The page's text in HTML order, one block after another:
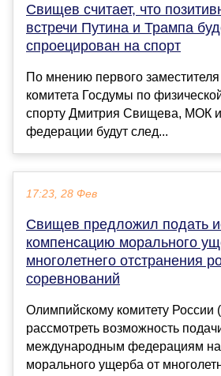
Свищев считает, что
встречи Путина и Трампа
спроецирован на спорт
По мнению первого
комитета Госдумы по
спорту Дмитрия Свищева, МОК
федерации будут след...
17:23, 28 Фев
Свищев предложил подать
компенсацию морального
многолетнего отстранения
соревнований
Олимпийскому комитету России
рассмотреть возможность
международным федерациям
морального ущерба от